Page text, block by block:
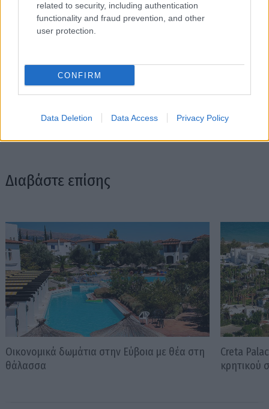
related to security, including authentication
functionality and fraud prevention, and other
user protection.
CONFIRM
Data Deletion Data Access Privacy Policy
Διαβάστε επίσης
Οικονομικά δωμάτια στην Εύβοια με θέα στη
θάλασσα
Creta
κρητικού